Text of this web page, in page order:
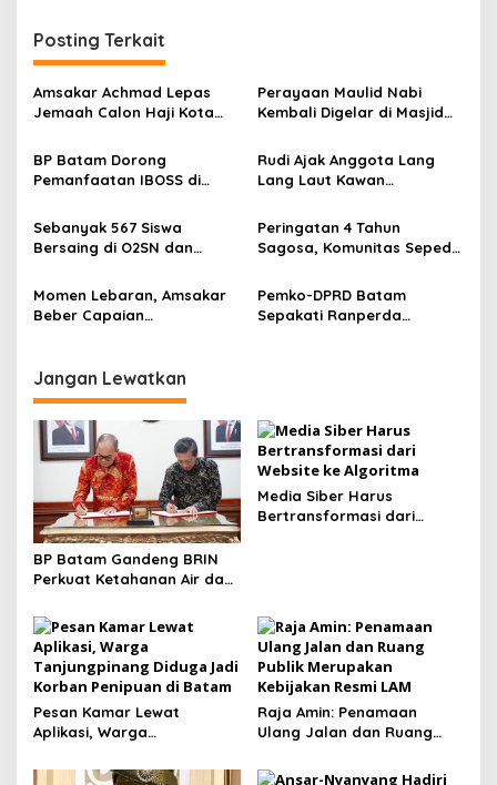
g
a
s
p
o
s
Posting Terkait
Amsakar Achmad Lepas
Jemaah Calon Haji Kota
Perayaan Maulid Nabi
Kembali Digelar di Masjid
Batam
BP Batam Dorong
Pemanfaatan IBOSS di
Kota Batam
Rudi Ajak Anggota Lang
Lang Laut Kawan
Sebanyak 567 Siswa
Bersaing di O2SN dan
Peringatan 4 Tahun
Sagosa, Komunitas Sepeda
Gowes Bareng
Momen Lebaran, Amsakar
Beber Capaian
Pemko-DPRD Batam
Sepakati Ranperda
Jangan Lewatkan
BP Batam Gandeng BRIN
Perkuat Ketahanan Air dan
Media Siber Harus
Bertransformasi dari
Pesan Kamar Lewat
Aplikasi, Warga
Korban Penipuan di Batam
Raja Amin: Penamaan
Ulang Jalan dan Ruang
Kebijakan Resmi LAM